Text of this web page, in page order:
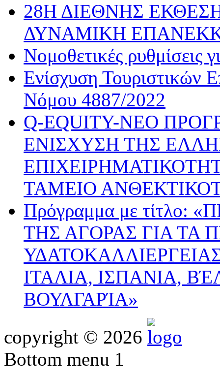
28Η ΔΙΕΘΝΗΣ ΕΚΘΕΣΗ
ΔΥΝΑΜΙΚΗ
Νομοθετικές ρυθμίσεις
Ενίσχυση Τουριστικών
Νόμου 4887/2022
Q-EQUITY-ΝΕΟ
ΕΝΙΣΧΥΣΗ ΤΗΣ
ΤΑΜΕΙΟ
Πρόγραμμα με
ΤΗΣ ΑΓΟΡΑΣ ΓΙΑ ΤΑ
ΙΤΑΛΙΑ, ΙΣΠΑΝΙΑ,
ΒΟΥΛΓΑΡΊΑ»
copyright © 2026
Bottom menu 1